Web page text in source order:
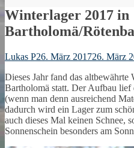
Winterlager 2017 in
Bartholomä/
Lukas P26. März 201726. März
Dieses Jahr fand das
Bartholomä statt. Der Aufbau lief
(wenn man denn ausreichend
dadurch wird ein Lager zum
auch dieses Mal keinen Schnee,
Sonnenschein besonders am